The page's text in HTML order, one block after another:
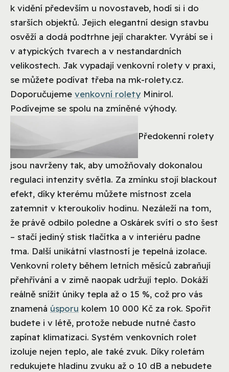
k vidění především u novostaveb, hodí si i do
starších objektů. Jejich elegantní design stavbu
osvěží a dodá podtrhne její charakter. Vyrábí se i
v atypických tvarech a v nestandardních
velikostech. Jak vypadají venkovní rolety v praxi,
se můžete podívat třeba na mk-rolety.cz.
Doporučujeme venkovní rolety Minirol.
Podívejme se spolu na zmíněné výhody.
Předokenní rolety
jsou navrženy tak, aby umožňovaly dokonalou
regulaci intenzity světla. Za zmínku stojí blackout
efekt, díky kterému můžete místnost zcela
zatemnit v kteroukoliv hodinu. Nezáleží na tom,
že právě odbilo poledne a Oskárek svítí o sto šest
– stačí jediný stisk tlačítka a v interiéru padne
tma. Další unikátní vlastností je tepelná izolace.
Venkovní rolety během letních měsíců zabraňují
přehřívání a v zimě naopak udržují teplo. Dokáží
reálně snížit úniky tepla až o 15 %, což pro vás
znamená úsporu kolem 10 000 Kč za rok. Spořit
budete i v létě, protože nebude nutné často
zapínat klimatizaci. Systém venkovních rolet
izoluje nejen teplo, ale také zvuk. Díky roletám
redukujete hladinu zvuku až o 10 dB a nebudete